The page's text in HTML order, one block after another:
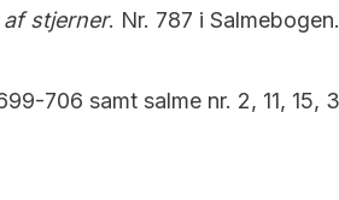
stjerner. Nr. 787 i
706 samt salme nr. 2, 11, 15,